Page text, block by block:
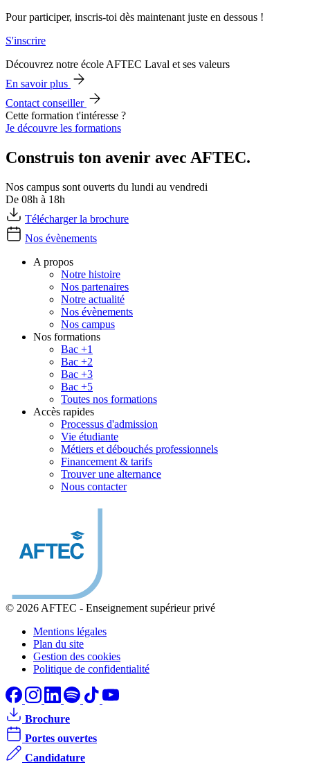
Pour participer, inscris-toi dès maintenant juste en dessous !
S'inscrire
Découvrez notre école AFTEC Laval et ses valeurs
En savoir plus
Contact conseiller
Cette formation t'intéresse ?
Je découvre les formations
Construis ton avenir avec AFTEC.
Nos campus sont ouverts du lundi au vendredi
De 08h à 18h
Télécharger la brochure
Nos évènements
A propos
Notre histoire
Nos partenaires
Notre actualité
Nos évènements
Nos campus
Nos formations
Bac +1
Bac +2
Bac +3
Bac +5
Toutes nos formations
Accès rapides
Processus d'admission
Vie étudiante
Métiers et débouchés professionnels
Financement & tarifs
Trouver une alternance
Nous contacter
© 2026 AFTEC - Enseignement supérieur privé
Mentions légales
Plan du site
Gestion des cookies
Politique de confidentialité
Brochure
Portes ouvertes
Candidature